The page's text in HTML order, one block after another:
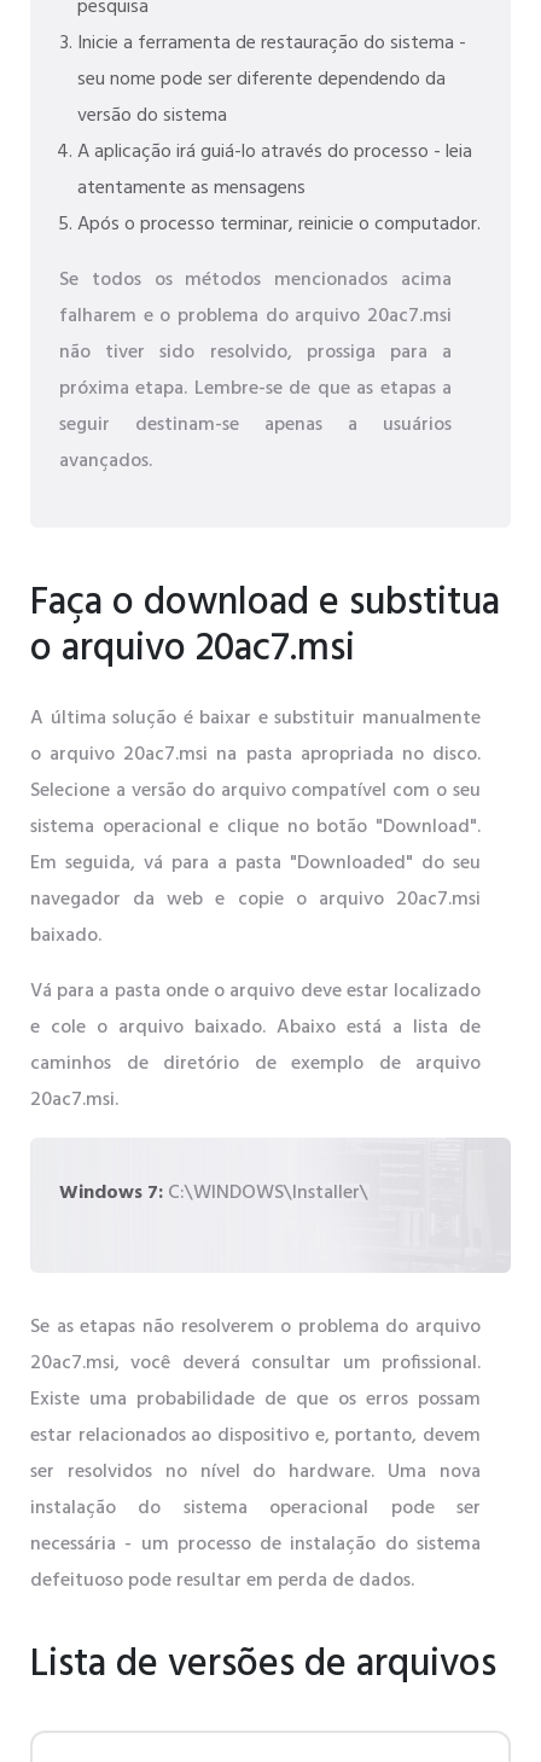
pesquisa
Inicie a ferramenta de restauração do sistema -
seu nome pode ser diferente dependendo da
versão do sistema
A aplicação irá guiá-lo através do processo - leia
atentamente as mensagens
Após o processo terminar, reinicie o computador.
Se todos os métodos mencionados acima
falharem e o problema do arquivo 20ac7.msi
não tiver sido resolvido, prossiga para a
próxima etapa. Lembre-se de que as etapas a
seguir destinam-se apenas a usuários
avançados.
Faça o download e substitua
o arquivo 20ac7.msi
A última solução é baixar e substituir manualmente
o arquivo 20ac7.msi na pasta apropriada no disco.
Selecione a versão do arquivo compatível com o seu
sistema operacional e clique no botão "Download".
Em seguida, vá para a pasta "Downloaded" do seu
navegador da web e copie o arquivo 20ac7.msi
baixado.
Vá para a pasta onde o arquivo deve estar localizado
e cole o arquivo baixado. Abaixo está a lista de
caminhos de diretório de exemplo de arquivo
20ac7.msi.
Windows 7:C:\WINDOWS\Installer\
Se as etapas não resolverem o problema do arquivo
20ac7.msi, você deverá consultar um profissional.
Existe uma probabilidade de que os erros possam
estar relacionados ao dispositivo e, portanto, devem
ser resolvidos no nível do hardware. Uma nova
instalação do sistema operacional pode ser
necessária - um processo de instalação do sistema
defeituoso pode resultar em perda de dados.
Lista de versões de arquivos